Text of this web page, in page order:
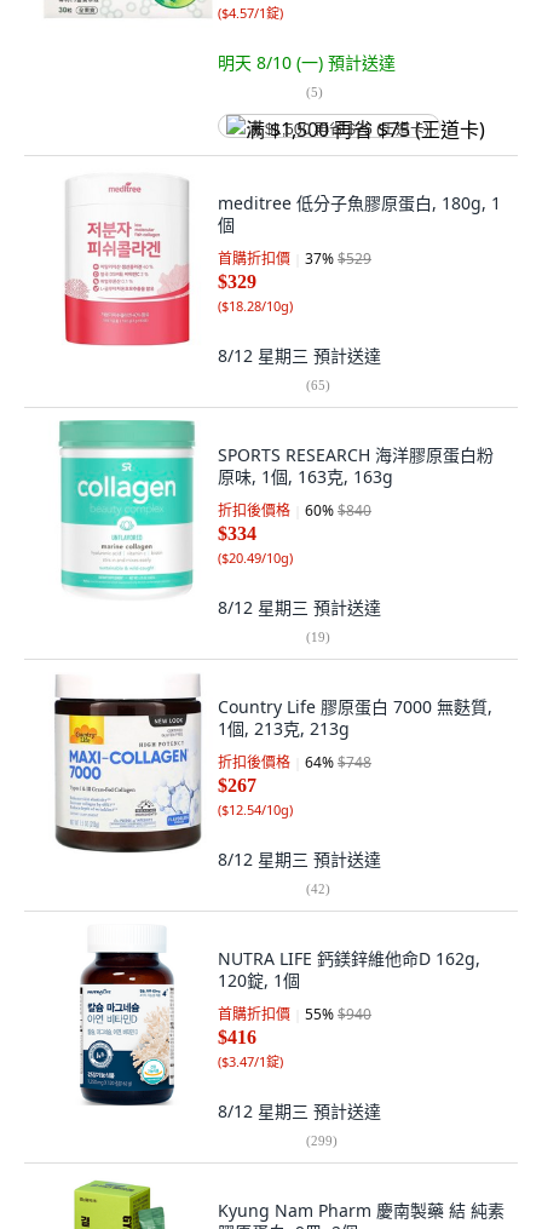
($4.57/1錠)
明天 8/10 (一) 預計送達
(5)
满 $1,500 再省 $75 (王道卡)
meditree 低分子魚膠原蛋白, 180g, 1
個
首購折扣價 37%$529
$329
($18.28/10g)
8/12 星期三 預計送達
(65)
SPORTS RESEARCH 海洋膠原蛋白粉
原味, 1個, 163克, 163g
折扣後價格 60%$840
$334
($20.49/10g)
8/12 星期三 預計送達
(19)
Country Life 膠原蛋白 7000 無麩質,
1個, 213克, 213g
折扣後價格 64%$748
$267
($12.54/10g)
8/12 星期三 預計送達
(42)
NUTRA LIFE 鈣鎂鋅維他命D 162g,
120錠, 1個
首購折扣價 55%$940
$416
($3.47/1錠)
8/12 星期三 預計送達
(299)
Kyung Nam Pharm 慶南製藥 結 純素